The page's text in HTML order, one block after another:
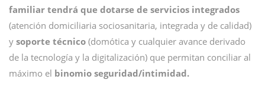
familiar tendrá que dotarse de servicios integrados
(atención domiciliaria sociosanitaria, integrada y de calidad)
y soporte técnico (domótica y cualquier avance derivado
de la tecnología y la digitalización) que permitan conciliar al
máximo el binomio seguridad/intimidad.